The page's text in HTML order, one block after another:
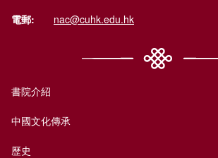
電郵: nac@cuhk.edu.hk
書院介紹
中國文化傳承
歷史